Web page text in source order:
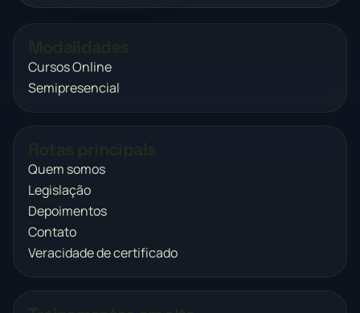
Cursos Online
Semipresencial
Quem somos
Legislação
Depoimentos
Contato
Veracidade de certificado